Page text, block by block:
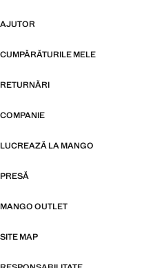
AJUTOR
CUMPĂRĂTURILE MELE
RETURNĂRI
COMPANIE
LUCREAZĂ LA MANGO
PRESĂ
MANGO OUTLET
SITE MAP